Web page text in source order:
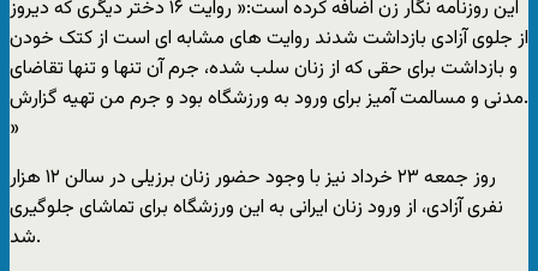
این روزنامه نگار زن اضافه کرده است:« روايت ۱۶ دختر ديگری که ديروز
از جلوی آزادی بازداشت شدند روايت های مشابه ای است از کتک خودن
و بازداشت برای حقی که از زنان سلب شده، جرم آن تنها و تنها تقاضای
مدنی و مسالمت آميز برای ورود به ورزشگاه بود و جرم من تهيه گزارش.
»
روز جمعه ۲۳ خرداد نيز با وجود حضور زنان برزيلی در سالن ۱۲ هزار
نفری آزادی، از ورود زنان ايرانی به اين ورزشگاه برای تماشای جلوگيری
شد.